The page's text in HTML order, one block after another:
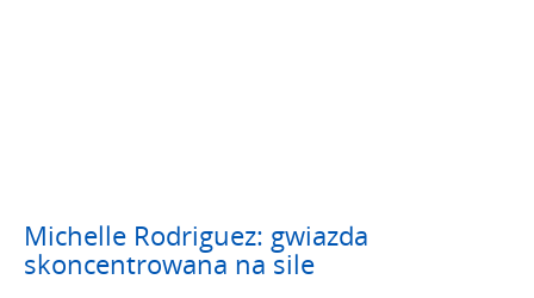
Michelle Rodriguez: gwiazda
skoncentrowana na sile